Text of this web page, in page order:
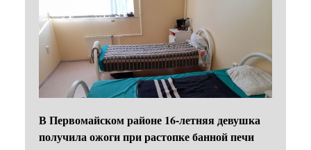
В Первомайском районе 16‑летняя девушка
получила ожоги при растопке банной печи